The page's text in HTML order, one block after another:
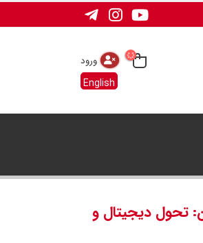
ورود
English
تحول دیجیتال و